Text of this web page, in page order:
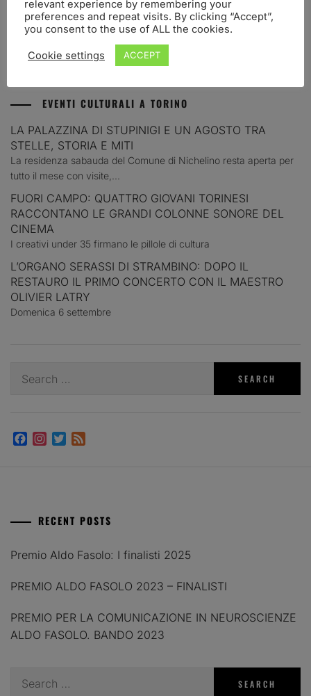
SCIENCE
Premio Aldo Fasolo 2021 – FINALISTI
EVENTI CULTURALI A TORINO
LA PALAZZINA DI STUPINIGI E UN AGOSTO TRA
STELLE, STORIA E MITI
La residenza sabauda del Comune di Nichelino resta aperta per
tutto il mese con visite,...
FUORI CAMPO: QUATTRO GIOVANI TORINESI
RACCONTANO LE GRANDI COLONNE SONORE DEL
CINEMA
I creativi under 35 firmano le pillole di cultura
L’ORGANO SERASSI DI STRAMBINO: DOPO IL
RESTAURO IL PRIMO CONCERTO CON IL MAESTRO
OLIVIER LATRY
Domenica 6 settembre
for:
Facebook
Instagram
Twitter
RECENT POSTS
Premio Aldo Fasolo: I finalisti 2025
PREMIO ALDO FASOLO 2023 – FINALISTI
PREMIO PER LA COMUNICAZIONE IN NEUROSCIENZE
ALDO FASOLO. BANDO 2023
for:
relevant experience by remembering your
preferences and repeat visits. By clicking “Accept”,
you consent to the use of ALL the cookies.
Cookie settings ACCEPT